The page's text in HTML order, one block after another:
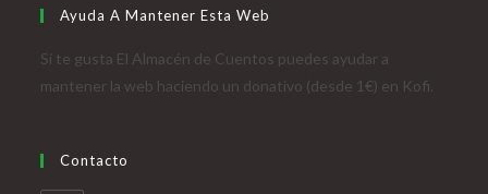
Ayuda A Mantener Esta Web
Si te gusta El Almacén de Cuentos puedes ayudar a
mantener la web haciendo un donativo (desde 1€) en Kofi.
Contacto